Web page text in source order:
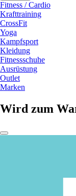
Fitness / Cardio
Krafttraining
CrossFit
Yoga
Kampfsport
Kleidung
Fitnessschuhe
Ausrüstung
Outlet
Marken
Wird zum